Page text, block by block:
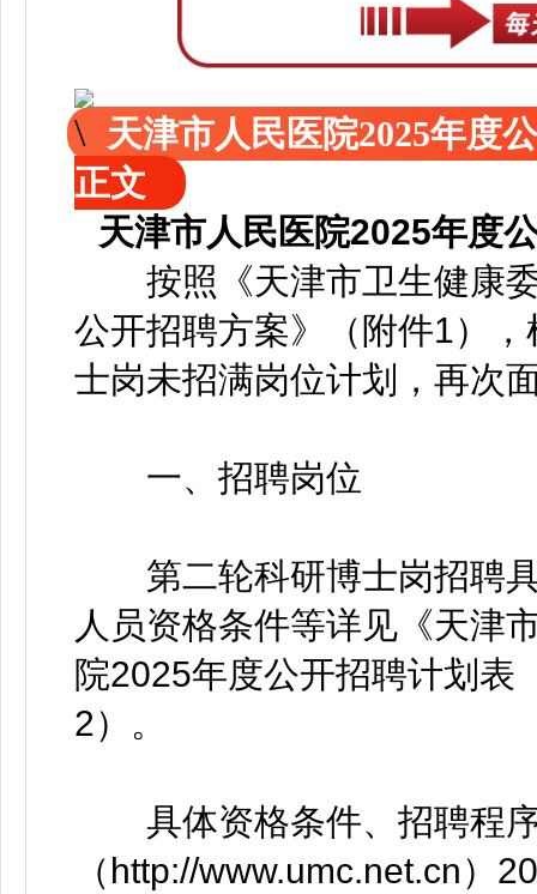
天津市人民医院2025年度
正文
天津市人民医院2025年度
按照《天津市卫生健康委
公开招聘方案》（附件1）
士岗未招满岗位计划，再次
一、招聘岗位
第二轮科研博士岗招聘具
人员资格条件等详见《天津
院2025年度公开招聘计划表
2）。
具体资格条件、招聘程序
（http://www.umc.net.cn）